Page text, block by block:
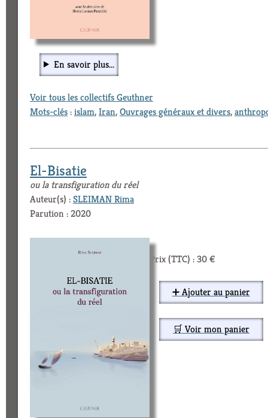
En savoir plus...
Voir tous les collectifs Geuthner
Mots-clés:islam,Iran,Ouvrages généraux et divers,
El-Bisatie
ou la transfiguration du réel
Auteur(s) :SLEIMAN Rima
Parution : 2020
Prix (TTC) : 30 €
➕ Ajouter au panier
🛒 Voir mon panier